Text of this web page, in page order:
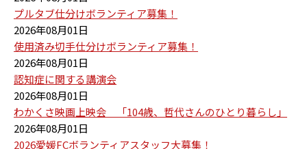
プルタブ仕分けボランティア募集！
2026年08月01日
使用済み切手仕分けボランティア募集！
2026年08月01日
認知症に関する講演会
2026年08月01日
わかくさ映画上映会 「104歳、哲代さんのひとり暮らし」
2026年08月01日
2026愛媛FCボランティアスタッフ大募集！